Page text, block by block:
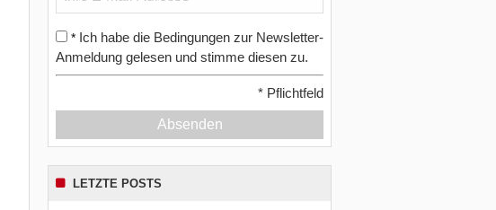
* Ich habe die Bedingungen zur Newsletter-
Anmeldung gelesen und stimme diesen zu.
* Pflichtfeld
Absenden
LETZTE POSTS